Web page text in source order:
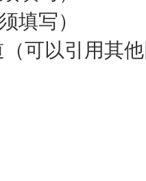
填写）
可以引用其